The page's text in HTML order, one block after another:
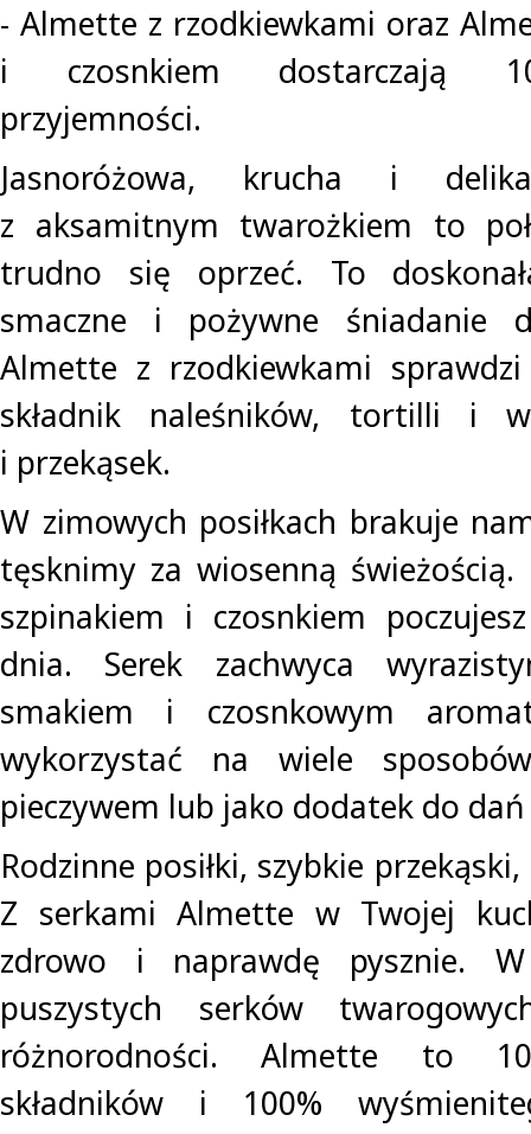
- Almette z rzodkiewkami oraz
i czosnkiem dostarczają
przyjemności.
Jasnoróżowa, krucha i
z aksamitnym twarożkiem to
trudno się oprzeć. To
smaczne i pożywne śniadanie
Almette z rzodkiewkami
składnik naleśników, tortilli i
i przekąsek.
W zimowych posiłkach brakuje
tęsknimy za wiosenną
szpinakiem i czosnkiem
dnia. Serek zachwyca
smakiem i czosnkowym
wykorzystać na wiele
pieczywem lub jako dodatek do dań
Rodzinne posiłki, szybkie
Z serkami Almette w Twojej
zdrowo i naprawdę pysznie.
puszystych serków
różnorodności. Almette to
składników i 100%